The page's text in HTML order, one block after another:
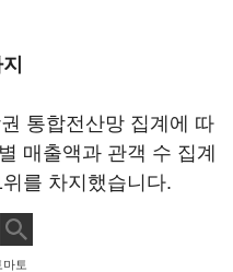
통합전산망 집계에 따
매출액과 관객 수 집계
위를 차지했습니다.
마토